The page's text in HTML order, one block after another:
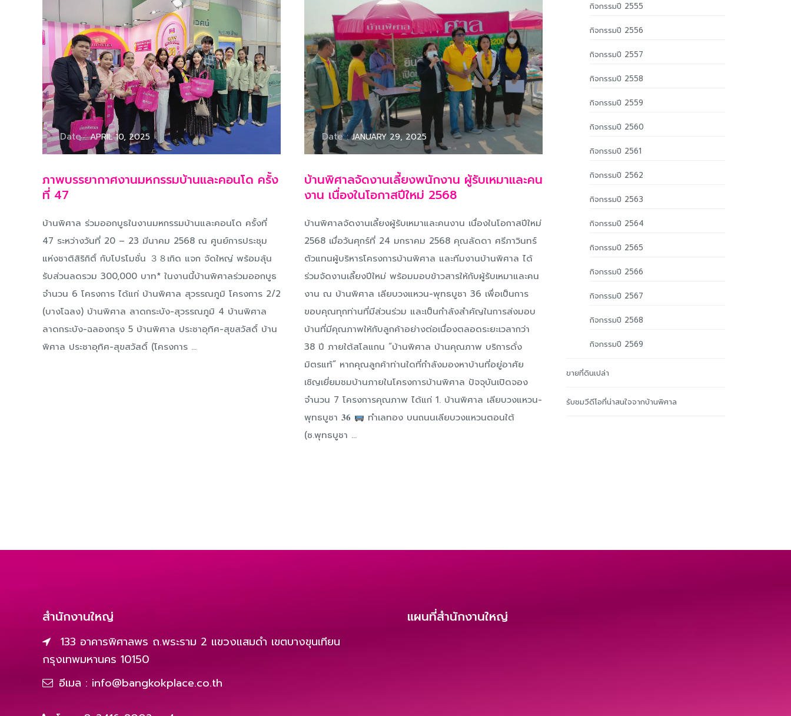
Date :APRIL 10, 2025
ภาพบรรยากาศงานมหกรรมบ้านและคอนโด ครั้ง
ที่ 47
บ้านพิศาล ร่วมออกบูธในงานมหกรรมบ้านและคอนโด ครั้งที่
47 ระหว่างวันที่ 20 – 23 มีนาคม 2568 ณ ศูนย์การประชุม
แห่งชาติสิริกิติ์ กับโปรโมชั่น ３８เกิด แจก จัดใหญ่ พร้อมลุ้น
รับส่วนลดรวม 300,000 บาท* ในงานนี้บ้านพิศาลร่วมออกบูธ
จำนวน 6 โครงการ ได้แก่ บ้านพิศาล สุวรรณภูมิ โครงการ 2/2
(บางโฉลง) บ้านพิศาล ลาดกระบัง-สุวรรณภูมิ 4 บ้านพิศาล
ลาดกระบัง-ฉลองกรุง 5 บ้านพิศาล ประชาอุทิศ-สุขสวัสดิ์ บ้าน
พิศาล ประชาอุทิศ-สุขสวัสดิ์ (โครงการ ...
Date :JANUARY 29, 2025
บ้านพิศาลจัดงานเลี้ยงพนักงาน ผู้รับเหมาและคน
งาน เนื่องในโอกาสปีใหม่ 2568
บ้านพิศาลจัดงานเลี้ยงผู้รับเหมาและคนงาน เนื่องในโอกาสปีใหม่
2568 เมื่อวันศุกร์ที่ 24 มกราคม 2568 คุณลัดดา ศรีภาวินทร์
ตัวแทนผู้บริหารโครงการบ้านพิศาล และทีมงานบ้านพิศาล ได้
ร่วมจัดงานเลี้ยงปีใหม่ พร้อมมอบข้าวสารให้กับผู้รับเหมาและคน
งาน ณ บ้านพิศาล เลียบวงแหวน-พุทธบูชา 36 เพื่อเป็นการ
ขอบคุณทุกท่านที่มีส่วนร่วม และเป็นกำลังสำคัญในการส่งมอบ
บ้านที่มีคุณภาพให้กับลูกค้าอย่างต่อเนื่องตลอดระยะเวลากว่า
38 ปี ภายใต้สโลแกน “บ้านพิศาล บ้านคุณภาพ บริการดั่ง
มิตรแท้” หากคุณลูกค้าท่านใดที่กำลังมองหาบ้านที่อยู่อาศัย
เชิญเยี่ยมชมบ้านภายในโครงการบ้านพิศาล ปัจจุบันเปิดจอง
จำนวน 7 โครงการคุณภาพ ได้แก่ 1. บ้านพิศาล เลียบวงแหวน-
พุทธบูชา 𝟑𝟔
ทำเลทอง บนถนนเลียบวงแหวนตอนใต้
(ซ.พุทธบูชา ...
กิจกรรมปี 2555
กิจกรรมปี 2556
กิจกรรมปี 2557
กิจกรรมปี 2558
กิจกรรมปี 2559
กิจกรรมปี 2560
กิจกรรมปี 2561
กิจกรรมปี 2562
กิจกรรมปี 2563
กิจกรรมปี 2564
กิจกรรมปี 2565
กิจกรรมปี 2566
กิจกรรมปี 2567
กิจกรรมปี 2568
กิจกรรมปี 2569
ขายที่ดินเปล่า
รับชมวีดีโอที่น่าสนใจจากบ้านพิศาล
สำนักงานใหญ่
133 อาคารพิศาลพร ถ.พระราม 2 แขวงแสมดำ เขตบางขุนเทียน
กรุงเทพมหานคร 10150
อีเมล : info@bangkokplace.co.th
แผนที่สำนักงานใหญ่